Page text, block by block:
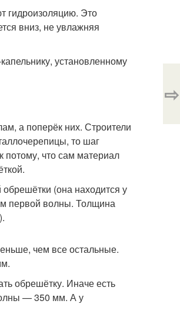
гидроизоляцию. Это
вниз, не увлажняя
установленному
а поперёк них. Строители
то шаг
потому, что сам материал
(она находится у
первой волны. Толщина
чем все остальные.
обрешётку. Иначе есть
— 350 мм. А у
⇨